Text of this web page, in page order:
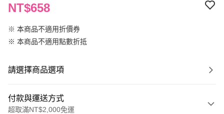
NT$658
※ 本商品不適用折價券
※ 本商品不適用點數折抵
請選擇商品選項
付款與運送方式
超取滿NT$2,000免運